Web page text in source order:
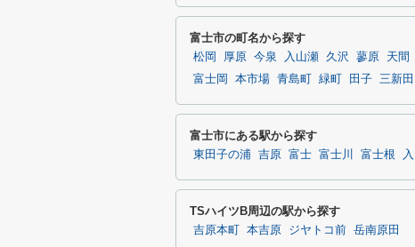
富士市の町名から探す
松岡 厚原 今泉 入山瀬 久沢 蓼原 天間
富士岡
本市場 青島町 緑町 田子 三新田
富士市にある駅から探す
東田子の浦 吉原 富士 富士川 富士根
TSハイツB周辺の駅から探す
吉原本町 本吉原 ジヤトコ前 岳南原田